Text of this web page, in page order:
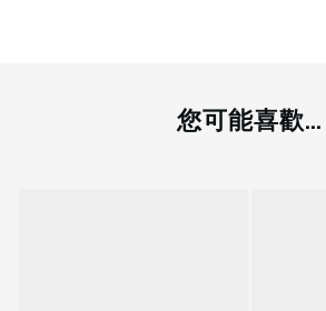
您可能喜歡...